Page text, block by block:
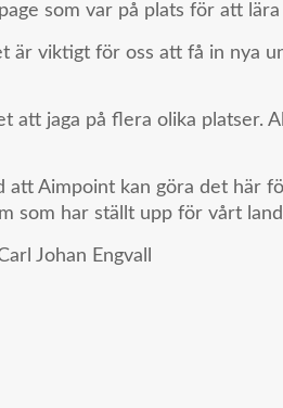
som var på plats för att lära
viktigt för oss att få in nya
att jaga på flera olika platser.
att Aimpoint kan göra det här
som har ställt upp för vårt
Johan Engvall